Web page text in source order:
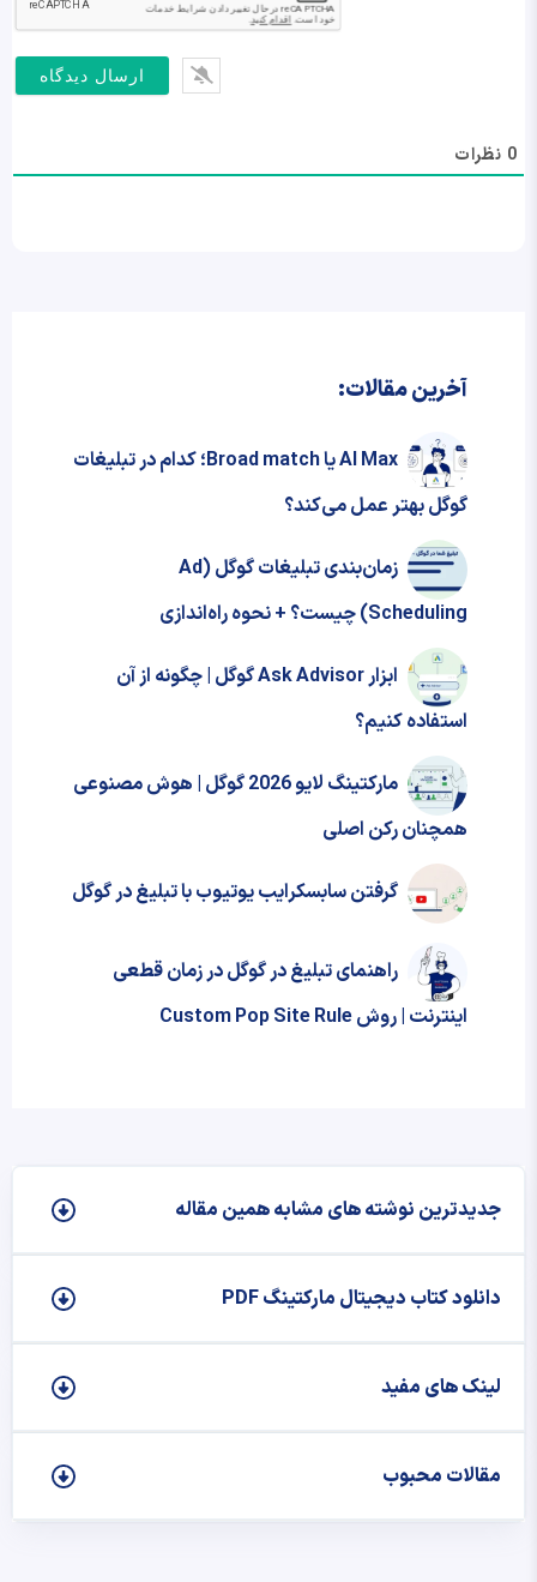
0نظرات
آخرین مقالات:
AI Max یا Broad match؛ کدام در تبلیغات
گوگل بهتر عمل می‌کند؟
زمان‌بندی تبلیغات گوگل (Ad
Scheduling) چیست؟ + نحوه‌ راه‌اندازی
ابزار Ask Advisor گوگل | چگونه از آن
استفاده کنیم؟
مارکتینگ لایو 2026 گوگل | هوش مصنوعی
همچنان رکن اصلی
گرفتن سابسکرایب یوتیوب با تبلیغ در گوگل
راهنمای تبلیغ در گوگل در زمان قطعی
اینترنت | روش Custom Pop Site Rule
جدیدترین نوشته‌ های مشابه همین مقاله
دانلود کتاب دیجیتال مارکتینگ PDF
لینک های مفید
مقالات محبوب